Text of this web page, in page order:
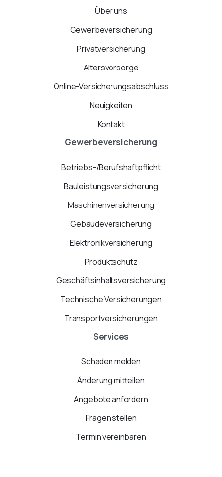
Über uns
Gewerbeversicherung
Privatversicherung
Altersvorsorge
Online-Versicherungsabschluss
Neuigkeiten
Kontakt
Gewerbeversicherung
Betriebs-/Berufshaftpflicht
Bauleistungsversicherung
Maschinenversicherung
Gebäudeversicherung
Elektronikversicherung
Produktschutz
Geschäftsinhaltsversicherung
Technische Versicherungen
Transportversicherungen
Services
Schaden melden
Änderung mitteilen
Angebote anfordern
Fragen stellen
Termin vereinbaren